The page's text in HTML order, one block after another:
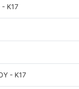
Κ17
- K17